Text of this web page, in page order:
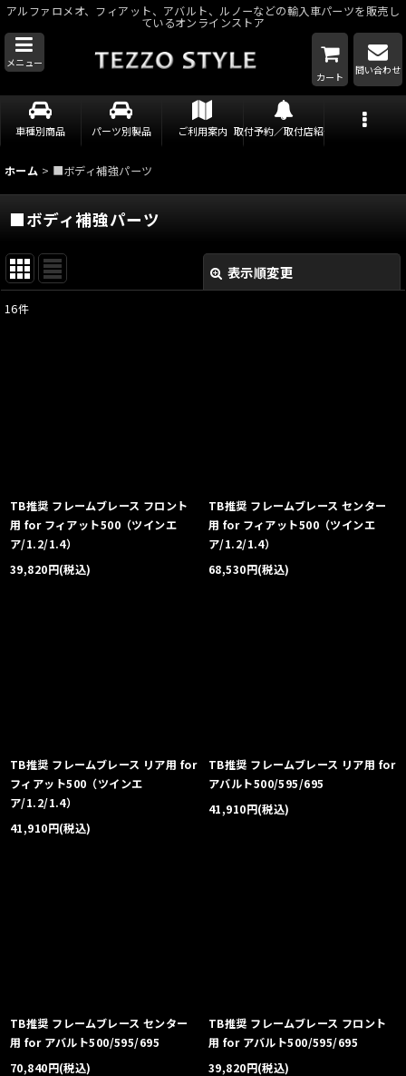
アルファロメオ、フィアット、アバルト、ルノーなどの輸入車パーツを販売し
ているオンラインストア
メニュー
カート
問い合わせ
車種別商品 パーツ別製品 ご利用案内 取付予約／取付店紹介
ホーム > ■ボディ補強パーツ
■ボディ補強パーツ
表示順変更
16件
TB推奨 フレームブレース フロント
用 for フィアット500（ツインエ
ア/1.2/1.4）
39,820円(税込)
TB推奨 フレームブレース センター
用 for フィアット500（ツインエ
ア/1.2/1.4）
68,530円(税込)
TB推奨 フレームブレース リア用 for
フィアット500（ツインエ
ア/1.2/1.4）
41,910円(税込)
TB推奨 フレームブレース リア用 for
アバルト500/595/695
41,910円(税込)
TB推奨 フレームブレース センター
用 for アバルト500/595/695
70,840円(税込)
TB推奨 フレームブレース フロント
用 for アバルト500/595/695
39,820円(税込)